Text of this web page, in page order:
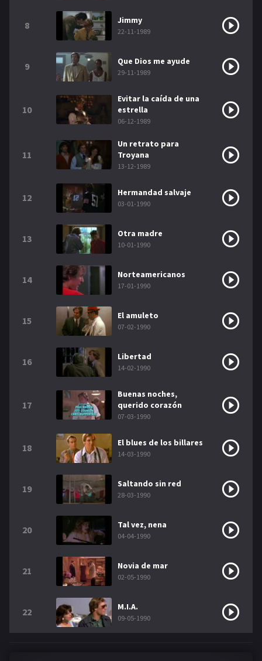
8 Jimmy
22-11-1989
9 Que Dios me ayude
29-11-1989
10
Evitar la caída de una
estrella
06-12-1989
11
Un retrato para
Troyana
13-12-1989
12 Hermandad salvaje
03-01-1990
13 Otra madre
10-01-1990
14 Norteamericanos
17-01-1990
15 El amuleto
07-02-1990
16 Libertad
14-02-1990
17
Buenas noches,
querido corazón
07-03-1990
18 El blues de los billares
14-03-1990
19 Saltando sin red
28-03-1990
20 Tal vez, nena
04-04-1990
21 Novia de mar
02-05-1990
22 M.I.A.
09-05-1990